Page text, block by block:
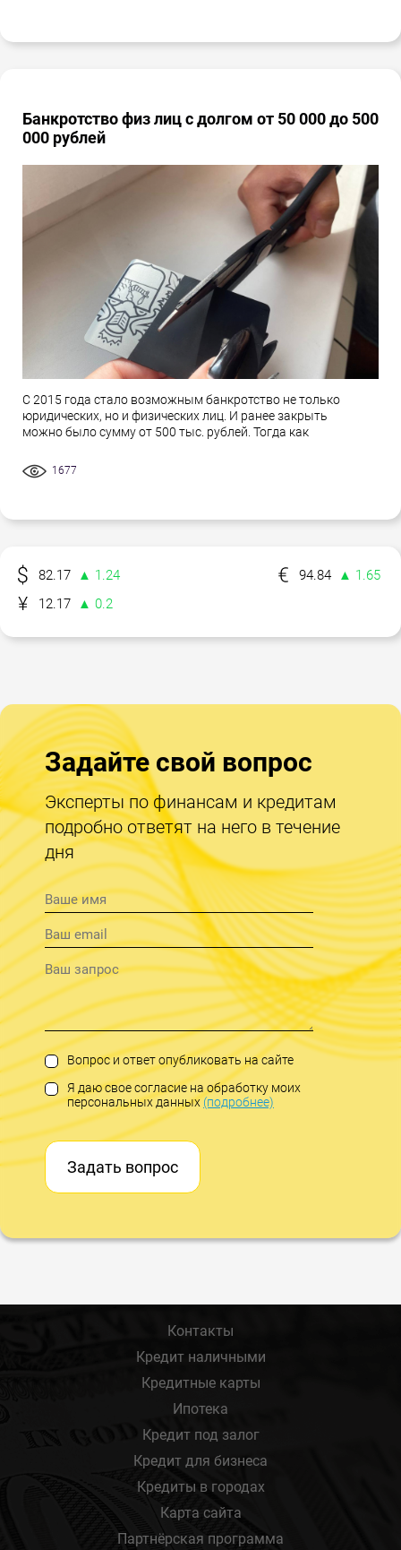
Банкротство физ лиц с долгом от 50 000 до 500
000 рублей
С 2015 года стало возможным банкротство не только
юридических, но и физических лиц. И ранее закрыть
можно было сумму от 500 тыс. рублей. Тогда как
1677
82.17 ▲ 1.24 94.84
▲ 1.65
12.17
▲ 0.2
Задайте свой вопрос
Эксперты по финансам и кредитам
подробно ответят на него в течение
дня
Вопрос и ответ опубликовать на сайте
Я даю свое согласие на обработку моих
персональных данных(подробнее)
Задать вопрос
Контакты
Кредит наличными
Кредитные карты
Ипотека
Кредит под залог
Кредит для бизнеса
Кредиты в городах
Карта сайта
Партнёрская программа